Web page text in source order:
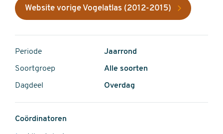
Website vorige Vogelatlas (2012-2015)
Periode Jaarrond
Soortgroep Alle soorten
Dagdeel Overdag
Coördinatoren